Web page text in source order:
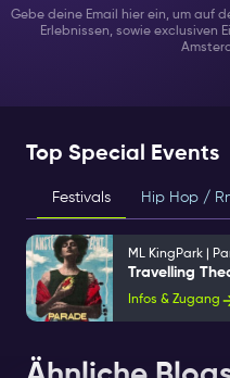
Gebe deine Email hier ein, um auf
Erlebnissen, sowie exclusiven
Top Special Events
Festivals Hip Hop /
ML KingPark |
Infos & Zugang